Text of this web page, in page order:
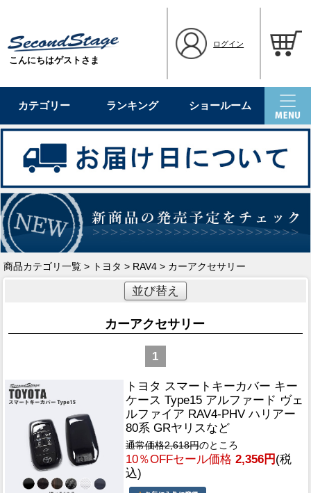
こんにちはゲストさま
ログイン
カテゴリー ランキング ショールーム
商品カテゴリ一覧 > トヨタ > RAV4 > カーアクセサリー
並び替え
カーアクセサリー
1
トヨタ スマートキーカバー キー
ケース Type15 アルファード ヴェ
ルファイア RAV4-PHV ハリアー
80系 GRヤリスなど
通常価格2,618円のところ
10％OFFセール価格 2,356円 (税
込)